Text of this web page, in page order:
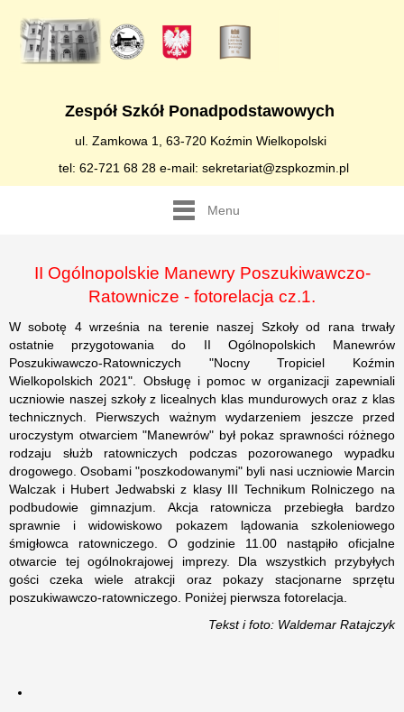
Zespół Szkół Ponadpodstawowych
ul. Zamkowa 1, 63-720 Koźmin Wielkopolski
tel: 62-721 68 28 e-mail: sekretariat@zspkozmin.pl
Menu
II Ogólnopolskie Manewry Poszukiwawczo-
Ratownicze - fotorelacja cz.1.
W sobotę 4 września na terenie naszej Szkoły od rana trwały
ostatnie przygotowania do II Ogólnopolskich Manewrów
Poszukiwawczo-Ratowniczych "Nocny Tropiciel Koźmin
Wielkopolskich 2021". Obsługę i pomoc w organizacji zapewniali
uczniowie naszej szkoły z licealnych klas mundurowych oraz z klas
technicznych. Pierwszych ważnym wydarzeniem jeszcze przed
uroczystym otwarciem "Manewrów" był pokaz sprawności różnego
rodzaju służb ratowniczych podczas pozorowanego wypadku
drogowego. Osobami "poszkodowanymi" byli nasi uczniowie Marcin
Walczak i Hubert Jedwabski z klasy III Technikum Rolniczego na
podbudowie gimnazjum. Akcja ratownicza przebiegła bardzo
sprawnie i widowiskowo pokazem lądowania szkoleniowego
śmigłowca ratowniczego. O godzinie 11.00 nastąpiło oficjalne
otwarcie tej ogólnokrajowej imprezy. Dla wszystkich przybyłych
gości czeka wiele atrakcji oraz pokazy stacjonarne sprzętu
poszukiwawczo-ratowniczego. Poniżej pierwsza fotorelacja.
Tekst i foto: Waldemar Ratajczyk